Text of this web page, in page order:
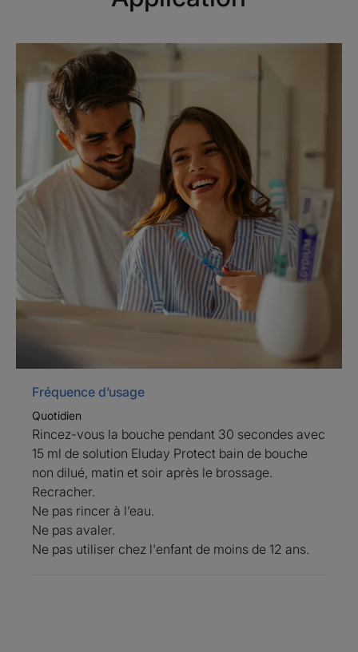
bucco-dentaire complète au
brossage ! Son agent
antibactérien permet de lutter
contre les bactéries à l’origine
de la plaque dentaire pour une
bouche propre et des gencives
saines. La présence de
Fluorinol® (fluorhydrate de
nicométhanol 225 ppm d'ions
fluor, breveté par les
Laboratoires Pierre Fabre)* aide
à renforcer et reminéraliser les
dents en se fixant à leur surface.
Avec Eluday Protect bain de bouche, un plaisir au
quotidien et une protection complète : 75% de réduction
de plaque dentaire dès la première utilisation¹.
Bénéfices
• INDISPENSABLE : le geste bain de bouche quotidien
qui complète les bienfaits du brossage.
• PRÊT À L’EMPLOI : pas besoin de le diluer, il est prêt !
Fréquence d’usage
Quotidien
Rincez-vous la bouche pendant 30 secondes avec
15 ml de solution Eluday Protect bain de bouche
non dilué, matin et soir après le brossage.
Recracher.
Ne pas rincer à l’eau.
Ne pas avaler.
Ne pas utiliser chez l'enfant de moins de 12 ans.